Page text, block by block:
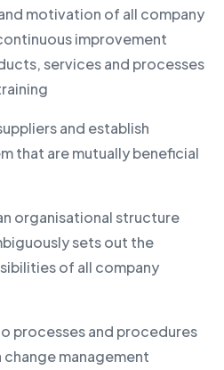
motivation of all company
improvement
services and processes
and establish
that are mutually beneficial
organisational structure
sets out the
of all company
processes and procedures
management